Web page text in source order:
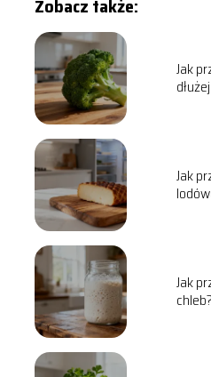
Zobacz także:
Jak
Jak
Jak